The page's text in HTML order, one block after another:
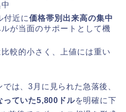
付近に価格帯別出来高の集中
が当面のサポートとして機
較的小さく、上値には重い
は、3月に見られた急落後、
っていた5,800ドルを明確に下